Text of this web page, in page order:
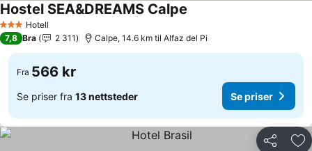
3 StjernerHotell
Hostel SEA&DREAMS Calpe
7,8 Bra 2 311 Calpe, 14.6 km til Alfaz del Pi
Fra 566 kr
Se priser fra 13 nettsteder Se priser
Del